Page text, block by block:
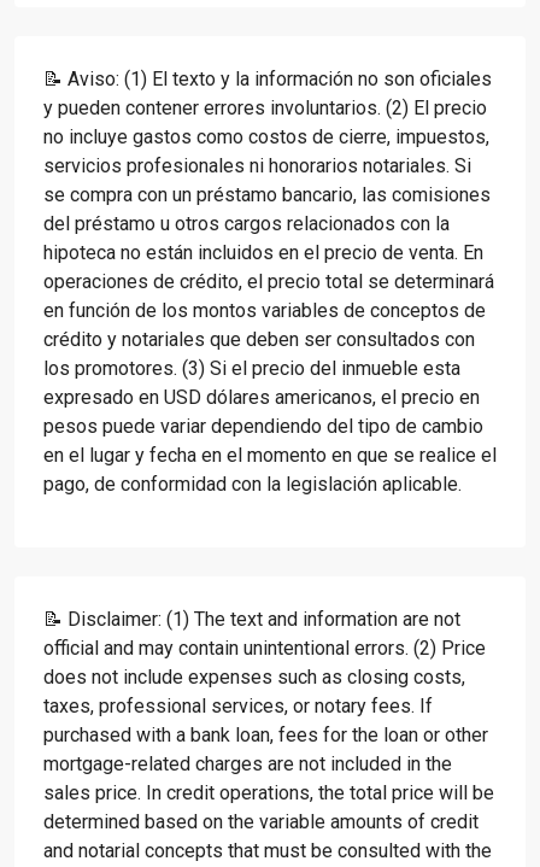
📝 Aviso: (1) El texto y la información no son oficiales
y pueden contener errores involuntarios. (2) El precio
no incluye gastos como costos de cierre, impuestos,
servicios profesionales ni honorarios notariales. Si
se compra con un préstamo bancario, las comisiones
del préstamo u otros cargos relacionados con la
hipoteca no están incluidos en el precio de venta. En
operaciones de crédito, el precio total se determinará
en función de los montos variables de conceptos de
crédito y notariales que deben ser consultados con
los promotores. (3) Si el precio del inmueble esta
expresado en USD dólares americanos, el precio en
pesos puede variar dependiendo del tipo de cambio
en el lugar y fecha en el momento en que se realice el
pago, de conformidad con la legislación aplicable.
📝 Disclaimer: (1) The text and information are not
official and may contain unintentional errors. (2) Price
does not include expenses such as closing costs,
taxes, professional services, or notary fees. If
purchased with a bank loan, fees for the loan or other
mortgage-related charges are not included in the
sales price. In credit operations, the total price will be
determined based on the variable amounts of credit
and notarial concepts that must be consulted with the